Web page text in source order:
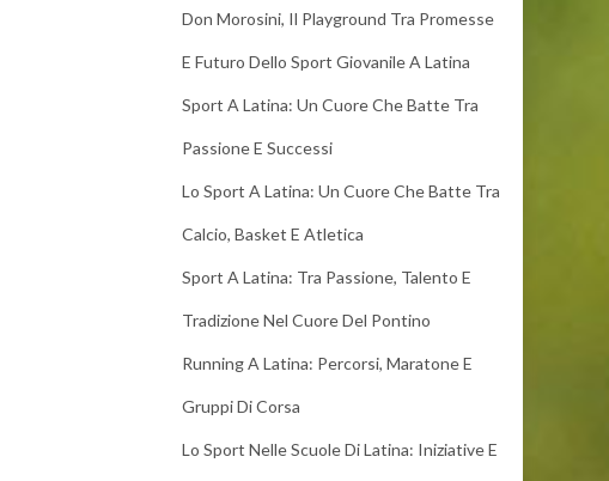
Don Morosini, Il Playground Tra Promesse
E Futuro Dello Sport Giovanile A Latina
Sport A Latina: Un Cuore Che Batte Tra
Passione E Successi
Lo Sport A Latina: Un Cuore Che Batte Tra
Calcio, Basket E Atletica
Sport A Latina: Tra Passione, Talento E
Tradizione Nel Cuore Del Pontino
Running A Latina: Percorsi, Maratone E
Gruppi Di Corsa
Lo Sport Nelle Scuole Di Latina: Iniziative E